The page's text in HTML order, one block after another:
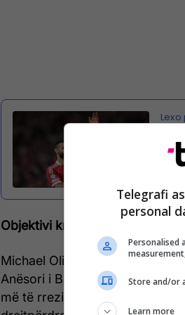
Objektivi kryesor është ylli i
Michael Olise kryeson listën e
Anësori i Bayernit është
më të rrezikshëm në Evropë
Telegrafi
personal
Personalised
Store and/or
Learn more